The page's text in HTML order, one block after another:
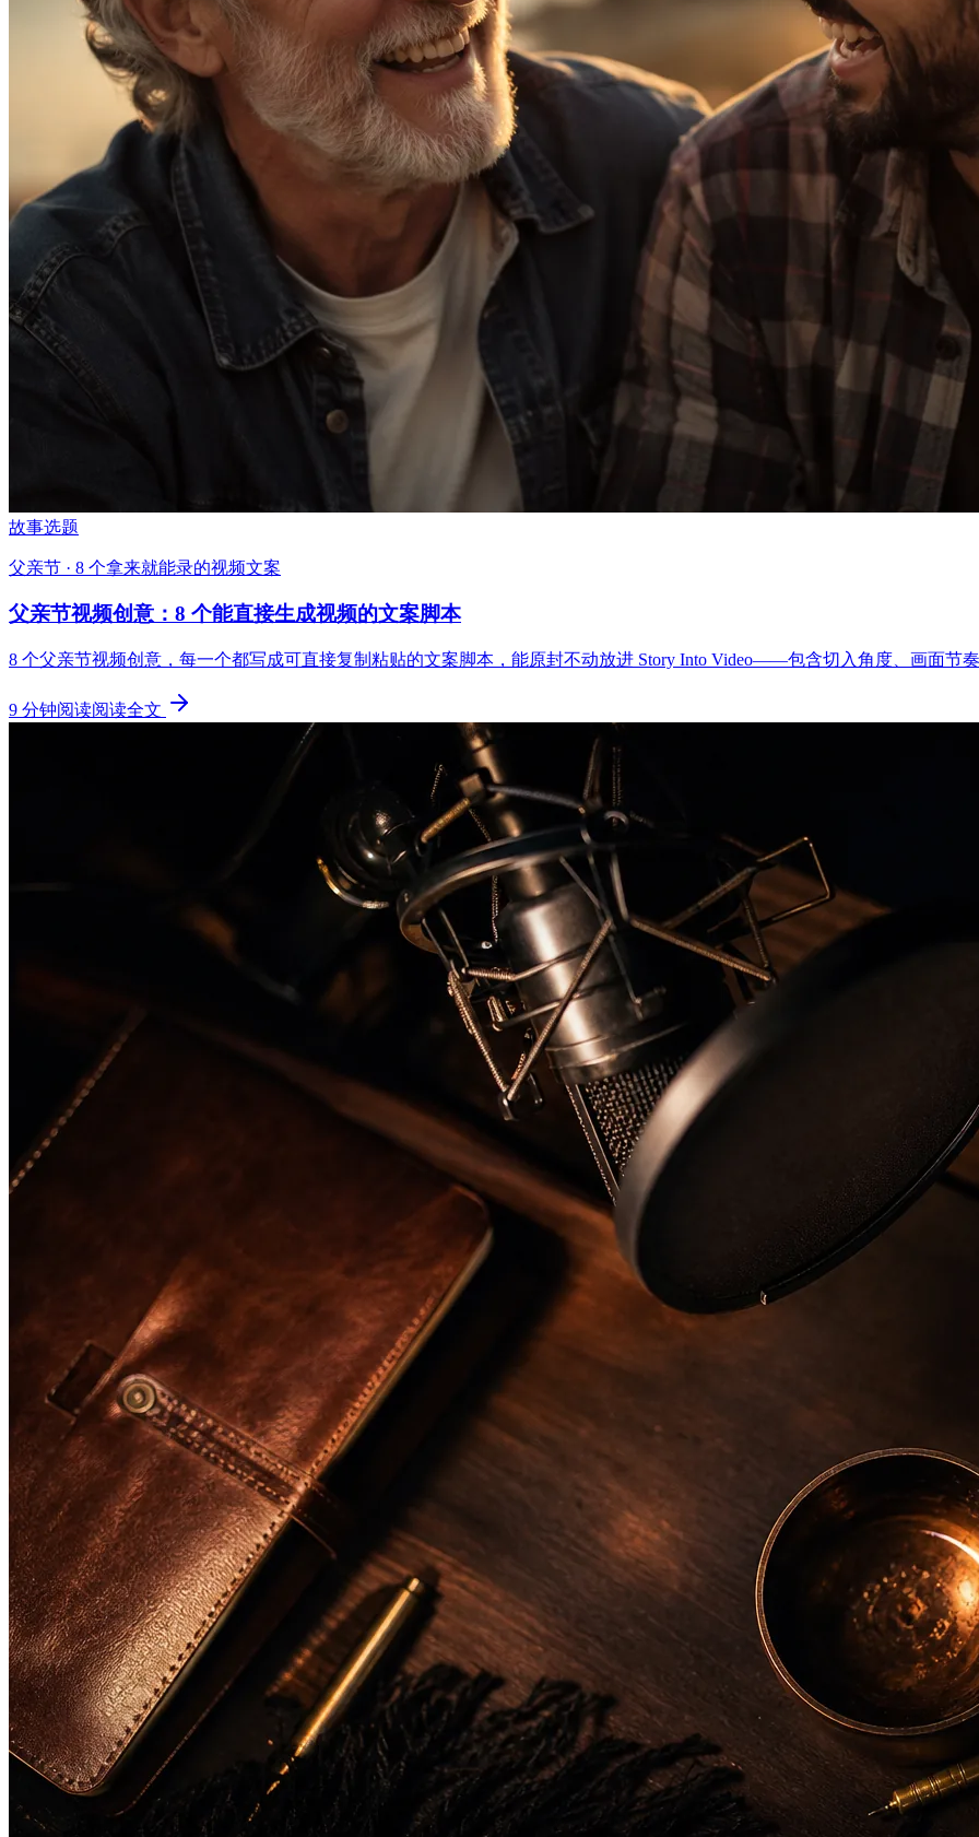
故事选题
父亲节 · 8 个拿来就能录的视频文案
父亲节视频创意：8 个能直接生成视频的文案脚本
8 个父亲节视频创意，每一个都写成可直接复制粘贴的文案脚本，能原封不动放进 Story Into Video——包含切入角度、画面节
9 分钟阅读阅读全文